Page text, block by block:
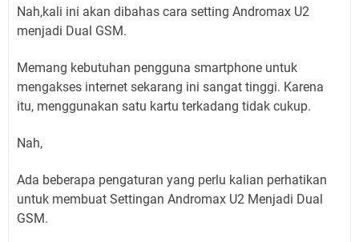
Nah,kali ini akan dibahas cara setting Andromax U2
menjadi Dual GSM.
Memang kebutuhan pengguna smartphone untuk
mengakses internet sekarang ini sangat tinggi. Karena
itu, menggunakan satu kartu terkadang tidak cukup.
Nah,
Ada beberapa pengaturan yang perlu kalian perhatikan
untuk membuat Settingan Andromax U2 Menjadi Dual
GSM.